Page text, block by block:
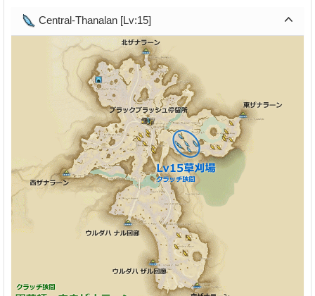
Central-Thanalan [Lv:15]